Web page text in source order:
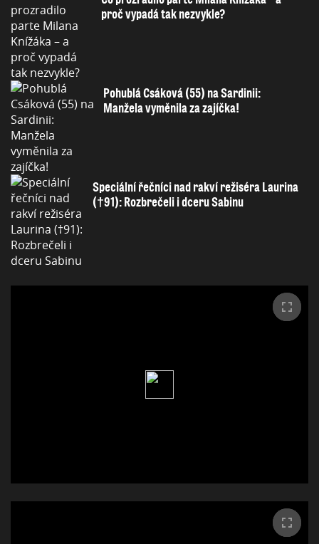
proč vypadá tak nezvykle?
Pohublá Csáková (55) na Sardinii:
Manžela vyměnila za zajíčka!
Speciální řečníci nad rakví režiséra Laurina
(†91): Rozbrečeli i dceru Sabinu